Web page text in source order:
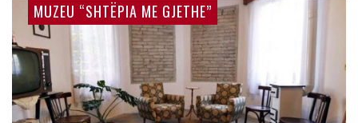
MUZEU “SHTËPIA ME GJETHE”